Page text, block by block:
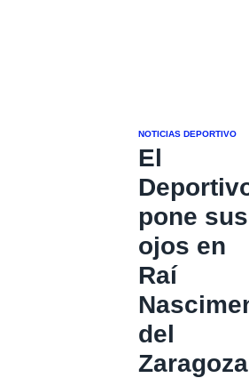
NOTICIAS DEPORTIVO
El
pone sus
ojos en
Raí
del
Zaragoza